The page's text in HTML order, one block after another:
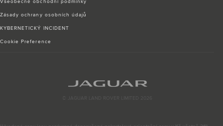
Všeobecné obchodní podmínky
Zásady ochrany osobních údajů
KYBERNETICKÝ INCIDENT
Cookie Preference
© JAGUAR LAND ROVER LIMITED 2026